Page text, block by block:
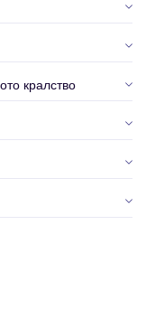
кралство